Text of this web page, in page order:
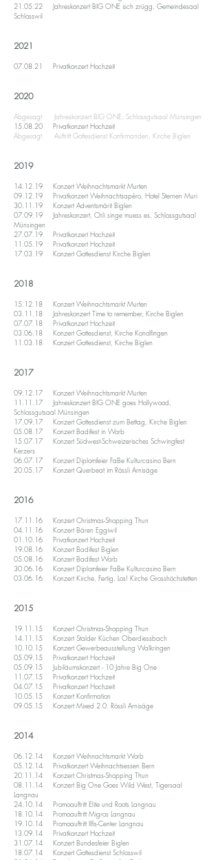
21.05.22 Jahreskonzert BIG ONE isch zrügg, Gemeindesaal
Schlosswil
2021
07.08.21 Privatkonzert Hochzeit
2020
Abgesagt Jahreskonzert BIG ONE, Schlossgutsaal Münsingen
15.08.20 Privatkonzert Hochzeit
Abgesagt Auftritt Gottesdienst Konfirmanden, Kirche Biglen
2019
​14.12.19 Konzert Weihnachtsmarkt Murten
09.12.19 Privatkonzert Weihnachtsapéro, Hotel Sternen Muri
30.11.19 Konzert Adventsmärit Biglen
​07.09.19 Jahreskonzert, Chli singe muess es, Schlossgutsaal
Münsingen
27.07.19 Privatkonzert Hochzeit
11.05.19 Privatkonzert Hochzeit
17.03.19 Konzert Gottesdienst Kirche Biglen
2018
15.12.18 Konzert Weihnachtsmarkt Murten
03.11.18 Jahreskonzert Time to remember, Kirche Biglen
07.07.18 Privatkonzert Hochzeit
03.06.18 Konzert Gottesdienst, Kirche Konolfingen
11.03.18 Konzert Gottesdienst, Kirche Biglen
2017
​09.12.17 Konzert Weihnachtsmarkt Murten
11.11.17 Jahreskonzert BIG ONE goes Hollywood,
Schlossgutsaal Münsingen
17.09.17 Konzert Gottesdienst zum Bettag, Kirche Biglen
05.08.17 Konzert Badifest in Worb
15.07.17 Konzert Südwest-Schweizerisches Schwingfest
Kerzers
06.07.17 Konzert Diplomfeier FaBe Kulturcasino Bern
20.05.17 Konzert Querbeat im Rössli Arnisäge
2016
17.11.16 Konzert Christmas-Shopping Thun
04.11.16 Konzert Bären Eggiwil
01.10.16 Privatkonzert Hochzeit
19.08.16 Konzert Badifest Biglen
05.08.16 Konzert Badifest Worb
30.06.16 Konzert Diplomfeier FaBe Kulturcasino Bern
03.06.16 Konzert Kirche, Fertig, Los! Kirche Grosshöchstetten
2015
19.11.15 Konzert Christmas-Shopping Thun
14.11.15 Konzert Stalder Küchen Oberdiessbach
10.10.15 Konzert Gewerbeausstellung Walkringen
05.09.15 Privatkonzert Hochzeit
05.09.15 Jubiläumskonzert - 10 Jahre Big One
11.07.15 Privatkonzert Hochzeit
04.07.15 Privatkonzert Hochzeit
10.05.15 Konzert Konfirmation
09.05.15 Konzert Mixed 2.0. Rössli Arnisäge
2014
06.12.14 Konzert Weihnachtsmarkt Worb
05.12.14 Privatkonzert Weihnachtsessen Bern
20.11.14 Konzert Christmas-Shopping Thun
08.11.14 Konzert Big One Goes Wild West, Tigersaal
Langnau
24.10.14 Promoauftritt Elite und Roots Langnau
18.10.14 Promoauftritt Migros Langnau
19.10.14 Promoauftritt Ilfis-Center Langnau
13.09.14 Privatkonzert Hochzeit
31.07.14 Konzert Bundesfeier Biglen
18.07.14 Konzert Gottesdienst Schlosswil